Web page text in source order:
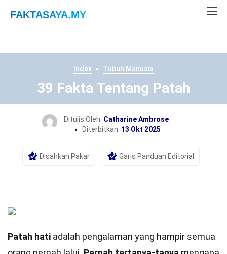
FAKTASAYA.MY
Index Tubuh Manusia
39 Fakta Tentang Patah
Ditulis Oleh: Catharine Ambrose
Diterbitkan: 13 Okt 2025
Disahkan Pakar Garis Panduan Editorial
Patah hati adalah pengalaman yang hampir semua